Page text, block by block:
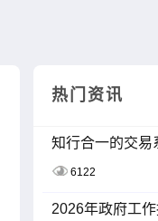
热门资讯
知行合一的交易
6122
2026年政府工作